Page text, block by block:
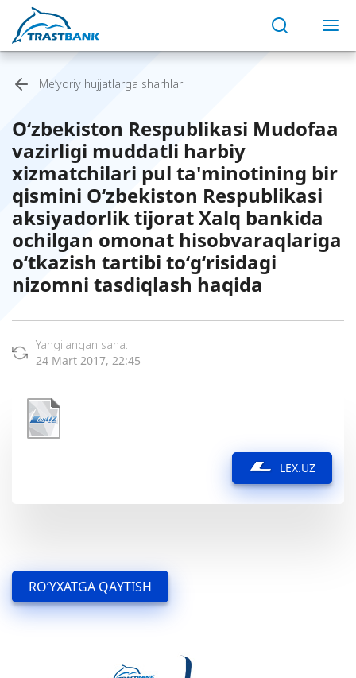
Me’yoriy hujjatlarga sharhlar
O‘zbekiston Respublikasi Mudofaa
vazirligi muddatli harbiy
xizmatchilari pul ta'minotining bir
qismini O‘zbekiston Respublikasi
aksiyadorlik tijorat Xalq bankida
ochilgan omonat hisobvaraqlariga
o‘tkazish tartibi to‘g‘risidagi
nizomni tasdiqlash haqida
Yangilangan sana:
24 Mart 2017, 22:45
LEX.UZ
RO’YXATGA QAYTISH